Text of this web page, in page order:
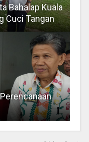
Bahalap Kuala
Cuci Tangan